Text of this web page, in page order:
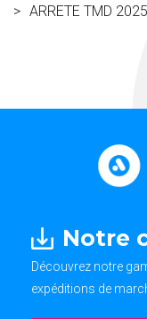
ARRETE TMD 2025
Notre
Découvrez notre
expéditions de